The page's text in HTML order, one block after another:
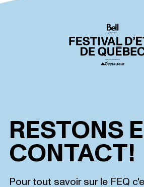
RESTONS
CONTACT!
Pour tout savoir sur le FEQ